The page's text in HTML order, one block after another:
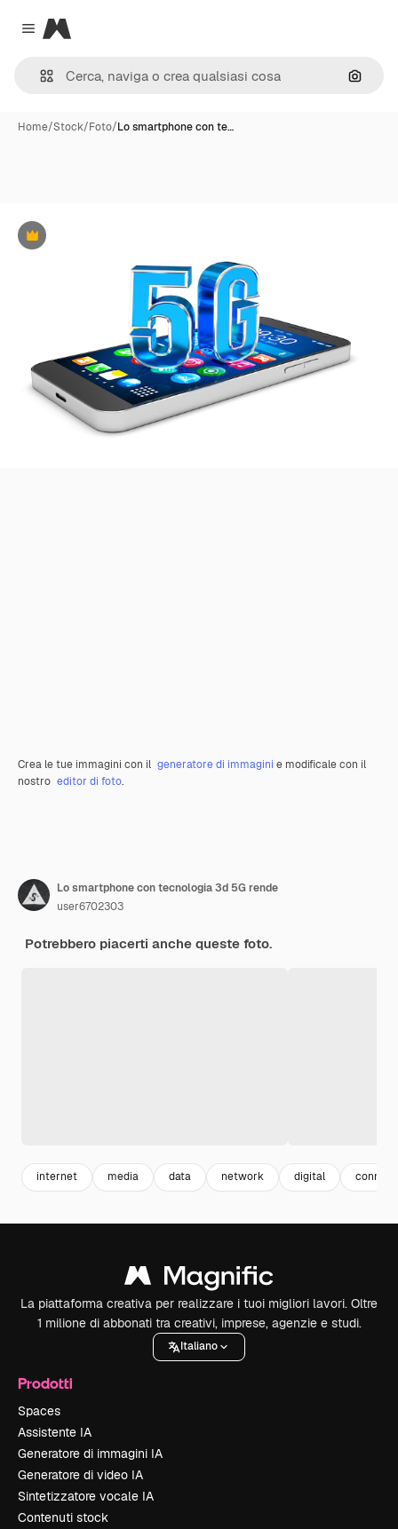
Close menu
Magnific
Cerca
Home/Stock/Foto/Lo smartphone con te…
Premium
Crea le tue immagini con il generatore di immagini e modificale con il
nostro editor di foto.
Lo smartphone con tecnologia 3d 5G rende
user6702303
Potrebbero piacerti anche queste foto.
internet media data network digital
La piattaforma creativa per realizzare i tuoi migliori lavori. Oltre
1 milione di abbonati tra creativi, imprese, agenzie e studi.
Italiano
Prodotti
Spaces
Assistente IA
Generatore di immagini IA
Generatore di video IA
Sintetizzatore vocale IA
Contenuti stock